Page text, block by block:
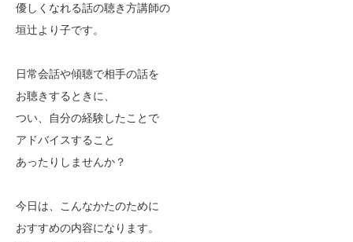
優しくなれる話の聴き方講師の
垣辻より子です。
日常会話や傾聴で相手の話を
お聴きするときに、
つい、自分の経験したことで
アドバイスすること
あったりしませんか？
今日は、こんなかたのために
おすすめの内容になります。